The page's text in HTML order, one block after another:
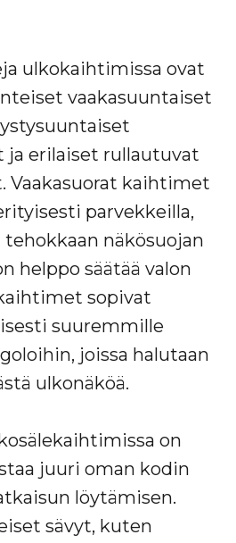
ulkokaihtimissa ovat
vaakasuuntaiset
erilaiset rullautuvat
Vaakasuorat kaihtimet
parvekkeilla,
näkösuojan
helppo säätää valon
sopivat
suuremmille
joissa halutaan
ulkonäköä.
on
juuri oman kodin
löytämisen.
sävyt, kuten